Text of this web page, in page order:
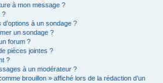
à mon message ?
?
à un sondage ?
un sondage ?
forum ?
pièces jointes ?
?
à un modérateur ?
brouillon » affiché lors de la rédaction d’un